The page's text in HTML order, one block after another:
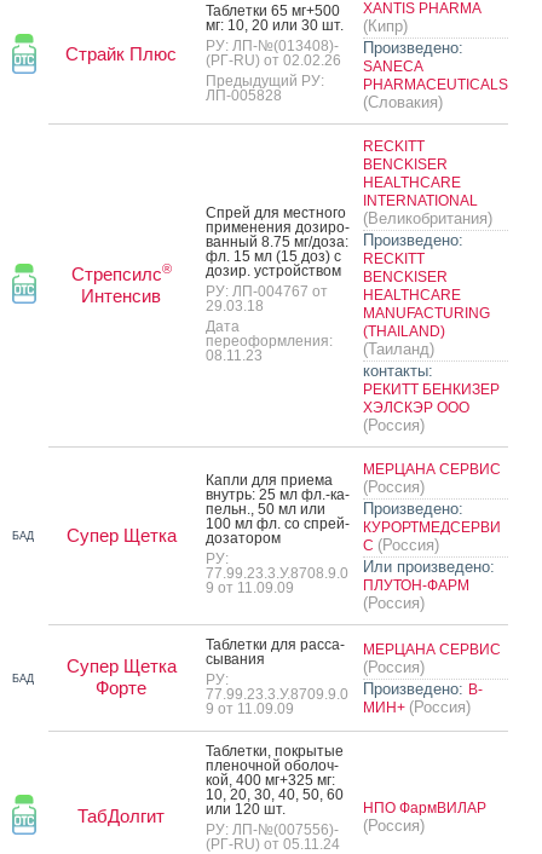
Страйк Плюс
Таб­летки 65 мг+500
мг: 10, 20 или 30 шт.
РУ: ЛП-№(013408)-
(РГ-RU) от 02.02.26
Предыдущий РУ:
ЛП-005828
XANTIS PHARMA
(Кипр)
Произведено:
SANECA
PHARMACEUTICALS
(Словакия)
Стрепсилс®
Интенсив
Спрей для мес­тно­го
при­мене­ния до­зиро­
ван­ный 8.75 мг/до­за:
фл. 15 мл (15 доз) с
до­зир. ус­трой­ством
РУ: ЛП-004767 от
29.03.18
Дата
переоформления:
08.11.23
RECKITT
BENCKISER
HEALTHCARE
INTERNATIONAL
(Великобритания)
Произведено:
RECKITT
BENCKISER
HEALTHCARE
MANUFACTURING
(THAILAND)
(Таиланд)
контакты:
РЕКИТТ БЕНКИЗЕР
ХЭЛСКЭР ООО
(Россия)
БАД Супер Щетка
Кап­ли для при­ема
внутрь: 25 мл фл.-ка­
пельн., 50 мл или
100 мл фл. со спрей-
до­зато­ром
РУ:
77.99.23.3.У.8708.9.0
9 от 11.09.09
МЕРЦАНА СЕРВИС
(Россия)
Произведено:
КУРОРТМЕДСЕРВИ
С (Россия)
Или произведено:
ПЛУТОН-ФАРМ
(Россия)
БАД
Супер Щетка
Форте
Таб­летки для рас­са­
сыва­ния
РУ:
77.99.23.3.У.8709.9.0
9 от 11.09.09
МЕРЦАНА СЕРВИС
(Россия)
Произведено: В-
МИН+ (Россия)
ТабДолгит
Таб­летки, пок­ры­тые
пле­ноч­ной обо­лоч­
кой, 400 мг+325 мг:
10, 20, 30, 40, 50, 60
или 120 шт.
РУ: ЛП-№(007556)-
(РГ-RU) от 05.11.24
НПО ФармВИЛАР
(Россия)